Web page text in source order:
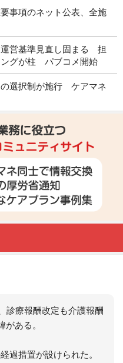
事項のネット公表、全施
運営基準見直し固まる 担
ングが柱 パブコメ開始
の選択制が施行 ケアマネ
診療報酬改定も介護報酬
ある。
過措置が設けられた。